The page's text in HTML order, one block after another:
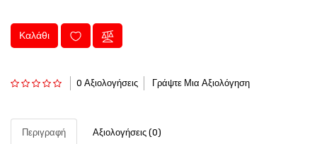
Καλάθι
0 Αξιολογήσεις Γράψτε Μια Αξιολόγηση
Περιγραφή Αξιολογήσεις (0)